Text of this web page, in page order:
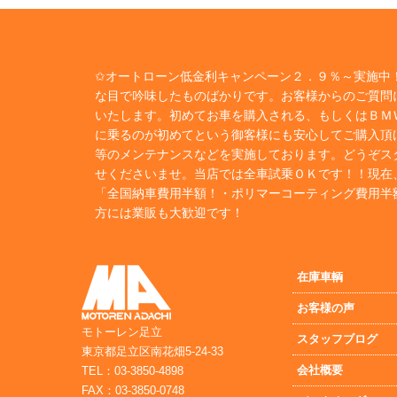
✩オートローン低金利キャンペーン２．９％～実施
な目で吟味したものばかりです。お客様からのご質
いたします。初めてお車を購入される、もしくはＢ
に乗るのが初めてという御客様にも安心してご購入
等のメンテナンスなどを実施しております。どうぞ
せくださいませ。当店では全車試乗ＯＫです！！現
「全国納車費用半額！・ポリマーコーティング費用
方には業販も大歓迎です！
モトーレン足立
東京都足立区南花畑5-24-33
TEL：03-3850-4898
FAX：03-3850-0748
在庫車輌
お客様の声
スタッフブログ
会社概要